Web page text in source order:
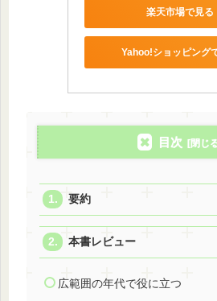
楽天市場で見る
Yahoo!ショッピング
目次
要約
本書レビュー
広範囲の年代で役に立つ